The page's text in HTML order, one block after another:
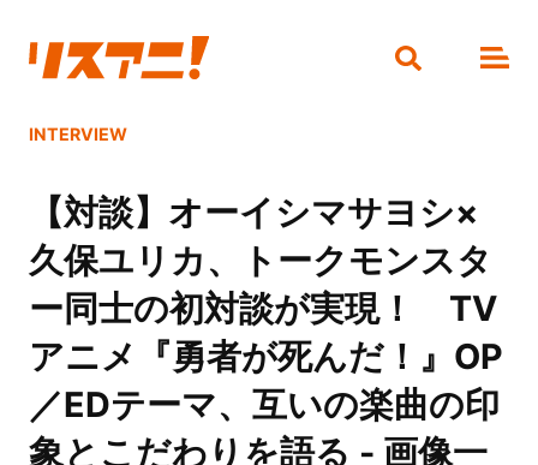
INTERVIEW
【対談】オーイシマサヨシ×
久保ユリカ、トークモンスタ
ー同士の初対談が実現！ TV
アニメ『勇者が死んだ！』OP
／EDテーマ、互いの楽曲の印
象とこだわりを語る - 画像一